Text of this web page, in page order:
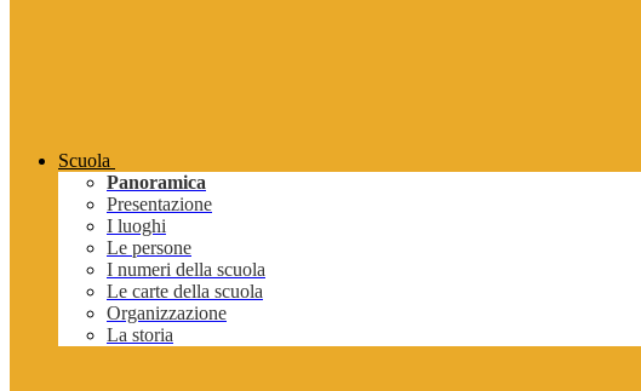
Scuola
Panoramica
Presentazione
I luoghi
Le persone
I numeri della scuola
Le carte della scuola
Organizzazione
La storia